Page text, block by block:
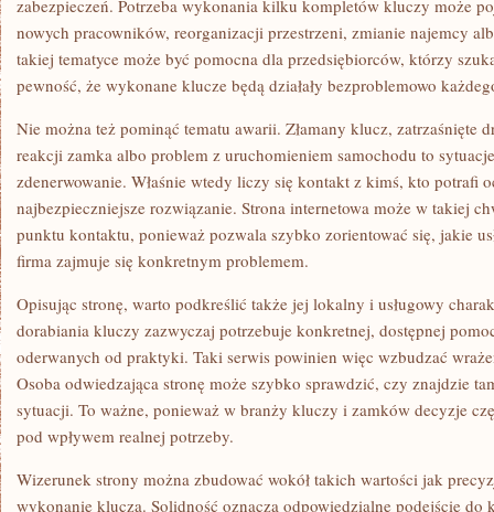
zabezpieczeń. Potrzeba wykonania kilku kompletów kluczy może
nowych pracowników, reorganizacji przestrzeni, zmianie najemcy
takiej tematyce może być pomocna dla przedsiębiorców, którzy
pewność, że wykonane klucze będą działały bezproblemowo
Nie można też pominąć tematu awarii. Złamany klucz, zatrzaśnięte
reakcji zamka albo problem z uruchomieniem samochodu to
zdenerwowanie. Właśnie wtedy liczy się kontakt z kimś, kto potrafi
najbezpieczniejsze rozwiązanie. Strona internetowa może w takiej
punktu kontaktu, ponieważ pozwala szybko zorientować się, jakie
firma zajmuje się konkretnym problemem.
Opisując stronę, warto podkreślić także jej lokalny i usługowy
dorabiania kluczy zazwyczaj potrzebuje konkretnej, dostępnej
oderwanych od praktyki. Taki serwis powinien więc wzbudzać
Osoba odwiedzająca stronę może szybko sprawdzić, czy znajdzie
sytuacji. To ważne, ponieważ w branży kluczy i zamków decyzje
pod wpływem realnej potrzeby.
Wizerunek strony można zbudować wokół takich wartości jak
wykonanie klucza. Solidność oznacza odpowiedzialne podejście do